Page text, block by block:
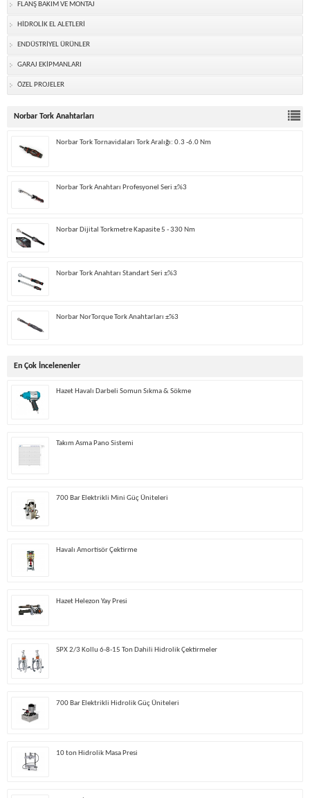
FLANŞ BAKIM VE MONTAJ
HİDROLİK EL ALETLERİ
ENDÜSTRİYEL ÜRÜNLER
GARAJ EKİPMANLARI
ÖZEL PROJELER
Norbar Tork Anahtarları
Norbar Tork Tornavidaları Tork Aralığı: 0.3 -6.0 Nm
Norbar Tork Anahtarı Profesyonel Seri ±%3
Norbar Dijital Torkmetre Kapasite 5 - 330 Nm
Norbar Tork Anahtarı Standart Seri ±%3
Norbar NorTorque Tork Anahtarları ±%3
En Çok İncelenenler
Hazet Havalı Darbeli Somun Sıkma & Sökme
Takım Asma Pano Sistemi
700 Bar Elektrikli Mini Güç Üniteleri
Havalı Amortisör Çektirme
Hazet Helezon Yay Presi
SPX 2/3 Kollu 6-8-15 Ton Dahili Hidrolik Çektirmeler
700 Bar Elektrikli Hidrolik Güç Üniteleri
10 ton Hidrolik Masa Presi